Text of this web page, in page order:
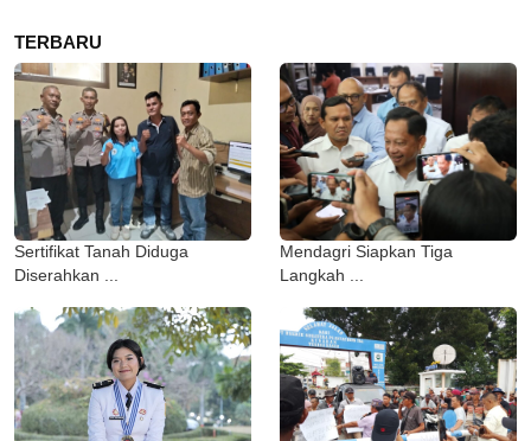
TERBARU
Sertifikat Tanah Diduga
Diserahkan ...
Mendagri Siapkan Tiga
Langkah ...